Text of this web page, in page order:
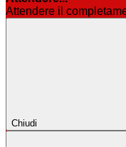
Attendere il
Chiudi